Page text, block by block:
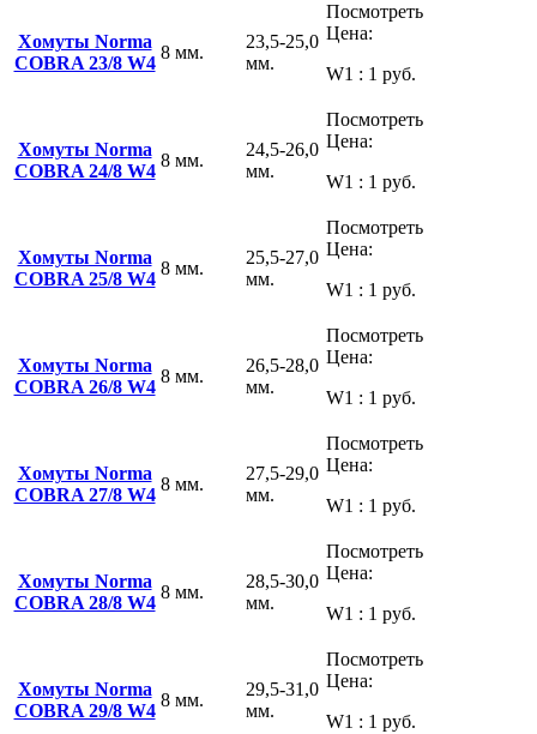
Хомуты Norma
COBRA 23/8 W4
8 мм.
23,5-25,0
мм.
Посмотреть
Цена:
W1 : 1 руб.
Хомуты Norma
COBRA 24/8 W4
8 мм.
24,5-26,0
мм.
Посмотреть
Цена:
W1 : 1 руб.
Хомуты Norma
COBRA 25/8 W4
8 мм.
25,5-27,0
мм.
Посмотреть
Цена:
W1 : 1 руб.
Хомуты Norma
COBRA 26/8 W4
8 мм.
26,5-28,0
мм.
Посмотреть
Цена:
W1 : 1 руб.
Хомуты Norma
COBRA 27/8 W4
8 мм.
27,5-29,0
мм.
Посмотреть
Цена:
W1 : 1 руб.
Хомуты Norma
COBRA 28/8 W4
8 мм.
28,5-30,0
мм.
Посмотреть
Цена:
W1 : 1 руб.
Хомуты Norma
COBRA 29/8 W4
8 мм.
29,5-31,0
мм.
Посмотреть
Цена:
W1 : 1 руб.